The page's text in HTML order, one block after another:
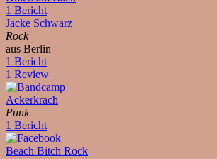
1 Bericht
Jacke Schwarz
Rock
aus Berlin
1 Bericht
1 Review
Ackerkrach
Punk
1 Bericht
Beach Bitch Rock